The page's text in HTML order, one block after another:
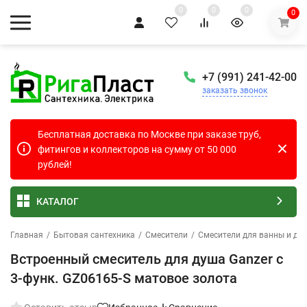
0 0 0 0
+7 (991) 241-42-00
заказать звонок
Бесплатная доставка по Москве при заказе труб,
фитингов и коллекторов на сумму от 50 000
рублей!
КАТАЛОГ
Главная / Бытовая сантехника / Смесители / Смесители для ванны и
Встроенный смеситель для душа Ganzer с
3-функ. GZ06165-S матовое золота